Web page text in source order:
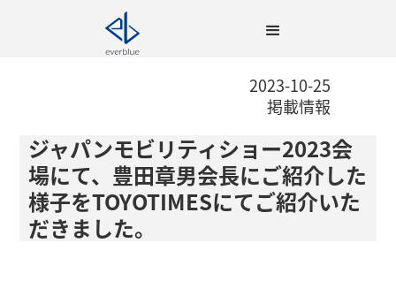
2023-10-25
掲載情報
ジャパンモビリティショー2023会
場にて、豊田章男会長にご紹介した
様子をTOYOTIMESにてご紹介いた
だきました。